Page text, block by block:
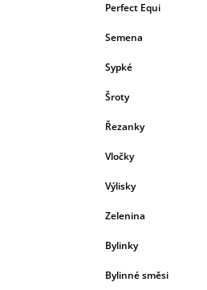
Perfect Equi
Semena
Sypké
Šroty
Řezanky
Vločky
Výlisky
Zelenina
Bylinky
Bylinné směsi